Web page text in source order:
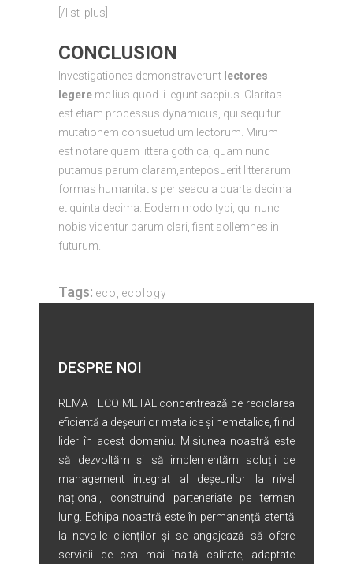
[/list_plus]
CONCLUSION
Investigationes demonstraverunt lectores
legere me lius quod ii legunt saepius. Claritas
est etiam processus dynamicus, qui sequitur
mutationem consuetudium lectorum. Mirum
est notare quam littera gothica, quam nunc
putamus parum claram,anteposuerit litterarum
formas humanitatis per seacula quarta decima
et quinta decima. Eodem modo typi, qui nunc
nobis videntur parum clari, fiant sollemnes in
futurum.
Tags: eco ecology
DESPRE NOI
REMAT ECO METAL concentrează pe reciclarea
eficientă a deșeurilor metalice și nemetalice, fiind
lider în acest domeniu. Misiunea noastră este
să dezvoltăm și să implementăm soluții de
management integrat al deșeurilor la nivel
național, construind parteneriate pe termen
lung. Echipa noastră este în permanență atentă
la nevoile clienților și se angajează să ofere
servicii de cea mai înaltă calitate, adaptate